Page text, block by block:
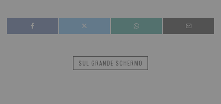
SUL GRANDE SCHERMO